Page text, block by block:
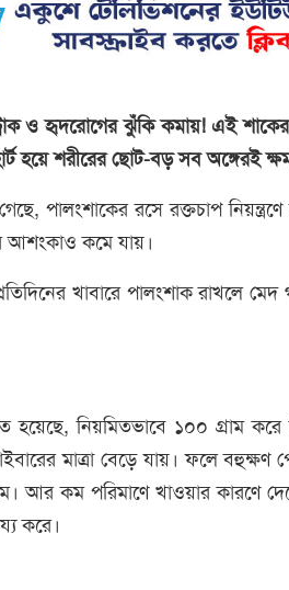
ও হৃদরোগের ঝুঁকি কমায়! এই
হয়ে শরীরের ছোট-বড় সব অঙ্গেরই
পালংশাকের রসে রক্তচাপ
আশংকাও কমে যায়।
খাবারে পালংশাক রাখলে
হয়েছে, নিয়মিতভাবে ১০০ গ্রাম
মাত্রা বেড়ে যায়। ফলে
আর কম পরিমাণে খাওয়ার কারণে
করে।